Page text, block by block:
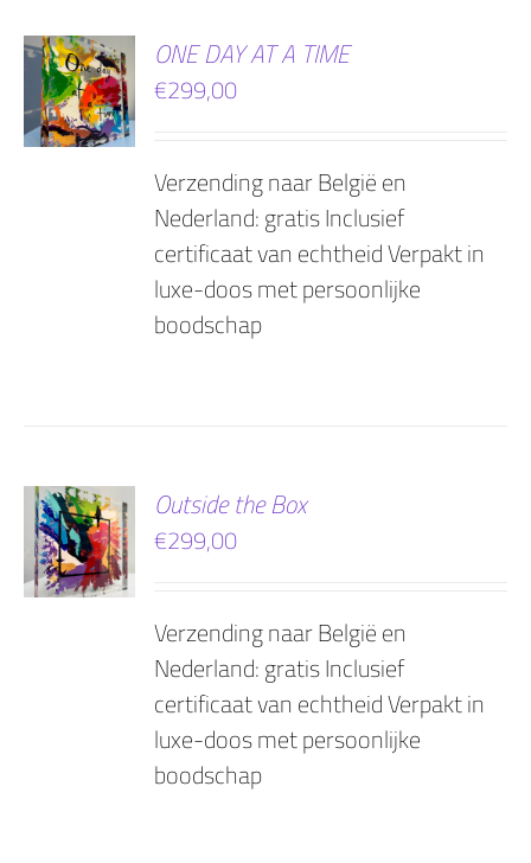
ONE DAY AT A TIME
€299,00
Verzending naar België en
Nederland: gratis Inclusief
certificaat van echtheid Verpakt in
luxe-doos met persoonlijke
boodschap
Outside the Box
€299,00
Verzending naar België en
Nederland: gratis Inclusief
certificaat van echtheid Verpakt in
luxe-doos met persoonlijke
boodschap